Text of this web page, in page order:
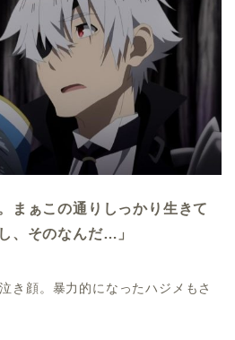
まぁこの通りしっかり生きて
、そのなんだ…」
き顔。暴力的になったハジメもさ